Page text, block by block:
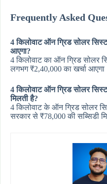
Frequently Asked
4 किलोवाट ऑन ग्रिड सोलर
आएगा?
4 किलोवाट का ऑन ग्रिड सोलर
लगभग ₹2,40,000 का खर्चा
4 किलोवाट ऑन ग्रिड सोलर
मिलती है?
4 किलोवाट के ऑन ग्रिड सोलर
सरकार से ₹78,000 की सब्सिडी